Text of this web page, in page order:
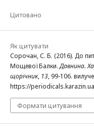
Цитовано
Як цитувати
Сорочан, С. Б. (2016). До
Мощевої Балки.Давнина.
щорічник, 13, 99-106.
https://
Формати цитування